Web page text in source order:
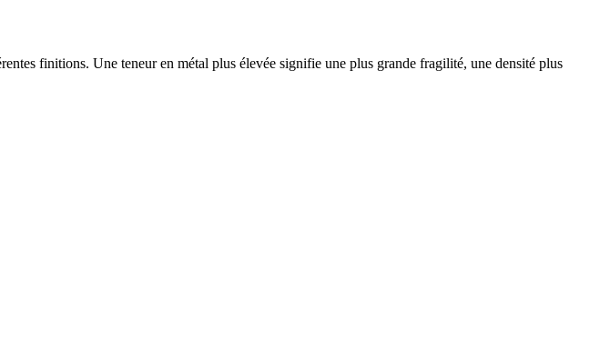
finitions. Une teneur en métal plus élevée signifie une plus grande fragilité, une densité plus